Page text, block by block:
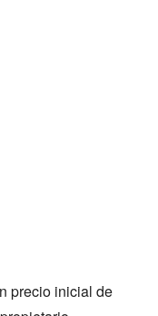
precio inicial de